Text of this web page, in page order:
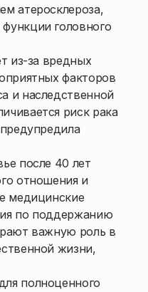
атеросклероза,
головного
из-за вредных
факторов
и наследственной
риск рака
после 40 лет
отношения и
медицинские
по поддержанию
важную роль в
жизни,
полноценного